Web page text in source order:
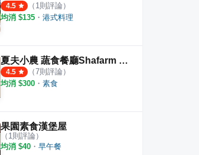
4.5 （ 1 則評論）
均消 $135 ・ 港式料理
夏夫小農 蔬食餐廳Shafarm vegetarian restaurants
4.5 （7則評論）
均消 $300 ・ 素食
果園素食漢堡屋
（ 1則評論）
均消 $40 ・ 早午餐